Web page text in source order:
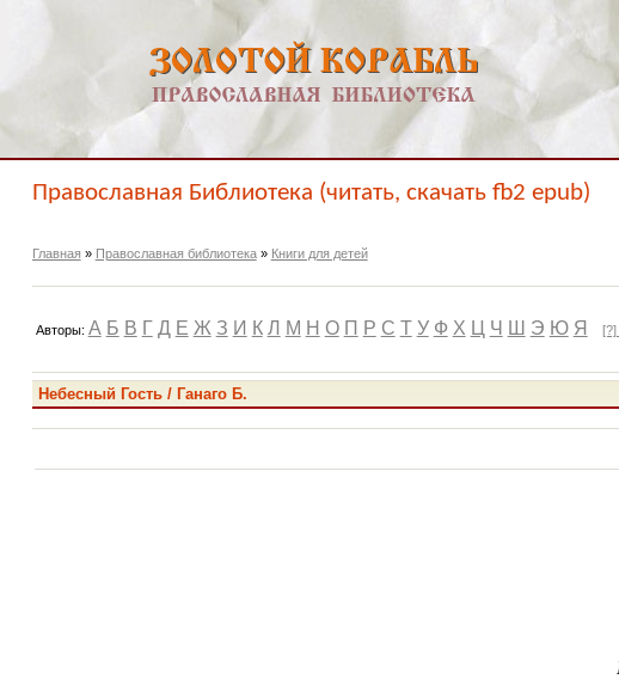
Православная Библиотека (читать, скачать fb2 epub)
Главная » Православная библиотека» Книги для детей
Авторы: А Б В Г Д Е Ж З И К Л М Н О П Р С Т У Ф Х Ц Ч Ш Э Ю Я [?]
Небесный Гость / Ганаго Б.